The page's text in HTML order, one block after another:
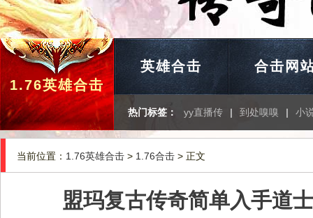
1.76英雄合击
英雄合击 合击网
热门标签： yy直播传 | 到处嗅嗅 | 小
当前位置： 1.76英雄合击 > 1.76合击 > 正文
盟玛复古传奇简单入手道